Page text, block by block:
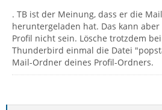
. TB ist der Meinung, dass er die
heruntergeladen hat. Das kann
Profil nicht sein. Lösche trotzdem
Thunderbird einmal die Datei
Mail-Ordner deines Profil-Ordners.